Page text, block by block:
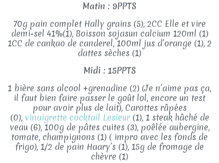
Matin : 9PPTS
70g pain complet Hally grains (5), 2CC Elle et vire
demi-sel 41%(1), Boisson sojasun calcium 120ml (1)
1CC de cankao de canderel, 100ml jus d’orange (1), 2
dattes sèches (1)
Midi : 15PPTS
1 bière sans alcool +grenadine (2) (Je n’aime pas ça,
il faut bien faire passer le goût lol, encore un test
pour avoir plus de lait), Carottes râpées
(0), vinaigrette cocktail Lesieur(1), 1 steak hâché de
veau (6), 100g de pâtes cuites (3), poêlée aubergine,
tomate, champignons (1) ( impro avec les fonds de
frigo), 1/2 de pain Haary’s (1), 15g de fromage de
chèvre (1)